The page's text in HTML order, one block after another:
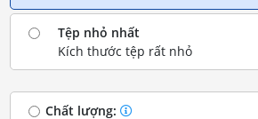
Tệp nhỏ nhất
Kích thước tệp rất nhỏ
Chất lượng: